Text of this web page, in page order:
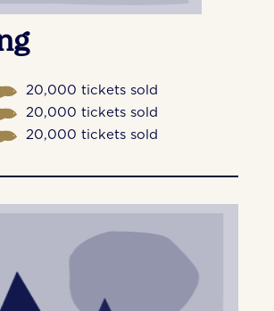
20,000 tickets sold
20,000 tickets sold
20,000 tickets sold